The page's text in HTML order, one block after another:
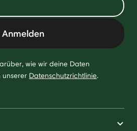
Anmelden
wie wir deine Daten
unserer Datenschutzrichtlinie.